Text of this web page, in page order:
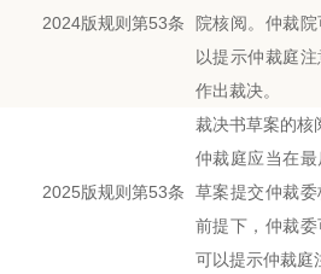
2024版规则第53条
院核阅。仲裁
以提示仲裁庭
作出裁决。
2025版规则第53条
裁决书草案的核
仲裁庭应当在
草案提交仲裁
前提下，仲裁
可以提示仲裁庭